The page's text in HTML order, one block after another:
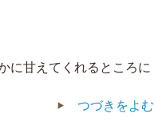
に甘えてくれるところに
つづきをよむ